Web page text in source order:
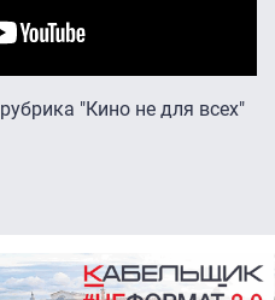
"Кино не для всех"